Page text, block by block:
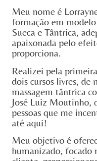
Meu nome é
formação em
Sueca e Tântrica,
apaixonada pelo
proporciona.
Realizei pela
dois cursos livres, de
massagem tântrica
José Luiz Moutinho,
pessoas que me
até aqui!
Meu objetivo é
humanizado, focado